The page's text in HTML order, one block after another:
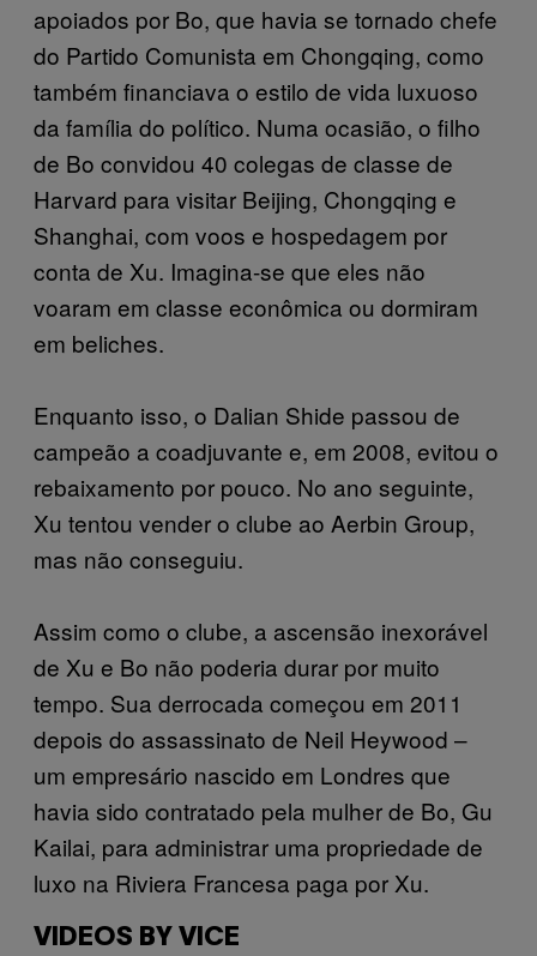
apoiados por Bo, que havia se tornado chefe
do Partido Comunista em Chongqing, como
também financiava o estilo de vida luxuoso
da família do político. Numa ocasião, o filho
de Bo convidou 40 colegas de classe de
Harvard para visitar Beijing, Chongqing e
Shanghai, com voos e hospedagem por
conta de Xu. Imagina-se que eles não
voaram em classe econômica ou dormiram
em beliches.
Enquanto isso, o Dalian Shide passou de
campeão a coadjuvante e, em 2008, evitou o
rebaixamento por pouco. No ano seguinte,
Xu tentou vender o clube ao Aerbin Group,
mas não conseguiu.
Assim como o clube, a ascensão inexorável
de Xu e Bo não poderia durar por muito
tempo. Sua derrocada começou em 2011
depois do assassinato de Neil Heywood –
um empresário nascido em Londres que
havia sido contratado pela mulher de Bo, Gu
Kailai, para administrar uma propriedade de
luxo na Riviera Francesa paga por Xu.
VIDEOS BY VICE